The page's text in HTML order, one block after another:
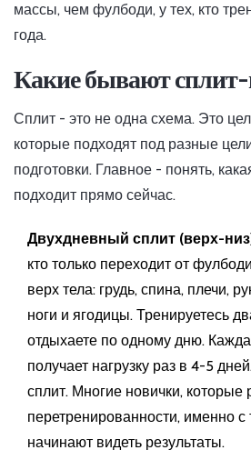
массы, чем фулбоди, у тех, кто
года.
Какие бывают
Сплит - это не одна схема. Это
которые подходят под разные
подготовки. Главное - понять,
подходит прямо сейчас.
Двухдневный сплит (верх-
кто только переходит от
верх тела: грудь, спина, плечи,
ноги и ягодицы. Тренируетесь
отдыхаете по одному дню.
получает нагрузку раз в 4-5
сплит. Многие новички,
перетренированности, именно с
начинают видеть результаты.